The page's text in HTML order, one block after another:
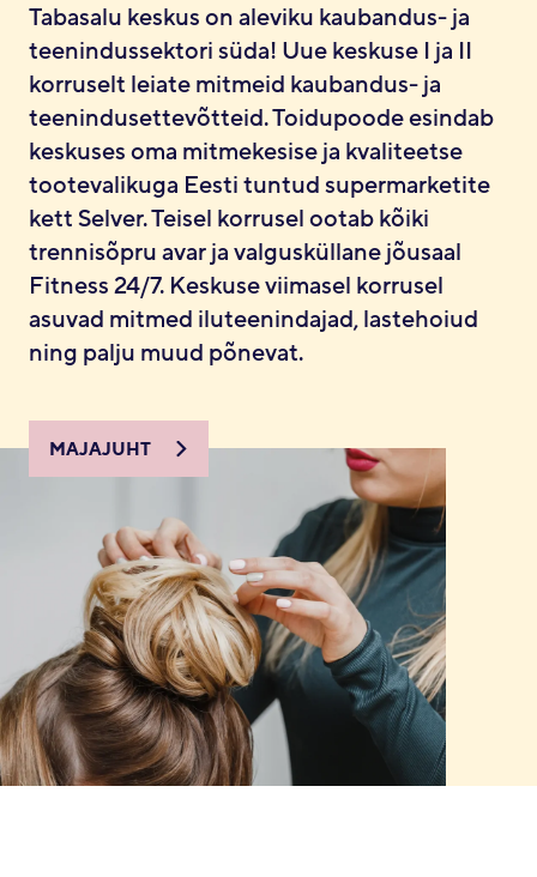
Tabasalu keskus on aleviku kaubandus- ja
teenindussektori süda! Uue keskuse I ja II
korruselt leiate mitmeid kaubandus- ja
teenindusettevõtteid. Toidupoode esindab
keskuses oma mitmekesise ja kvaliteetse
tootevalikuga Eesti tuntud supermarketite
kett Selver. Teisel korrusel ootab kõiki
trennisõpru avar ja valgusküllane jõusaal
Fitness 24/7. Keskuse viimasel korrusel
asuvad mitmed iluteenindajad, lastehoiud
ning palju muud põnevat.
MAJAJUHT